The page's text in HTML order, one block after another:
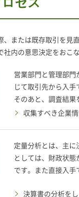
、または既存取引を見
社内の意思決定をおこ
営業部門と管理部門
じて取引先から入
そのあと、調査結果
収集すべき企業
定量分析とは、主に
としては、財政状
です。また直接入手
決算書の分析を